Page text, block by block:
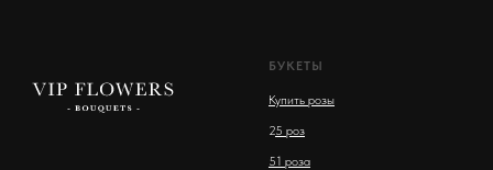
БУКЕТЫ
Купить розы
25 роз
51 роза